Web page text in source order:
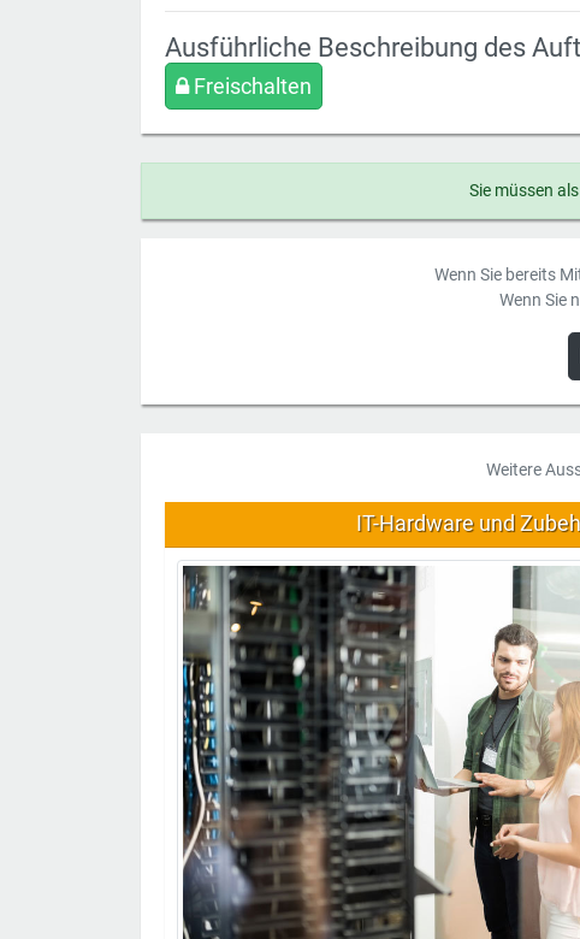
Ausführliche Beschreibung des
Freischalten
Sie müssen
Wenn Sie bereits
Wenn Sie
Weitere
IT-Hardware und